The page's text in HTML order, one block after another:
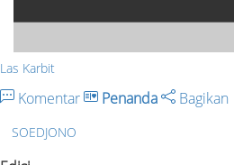
Las Karbit
Komentar Penanda Bagikan
SOEDJONO